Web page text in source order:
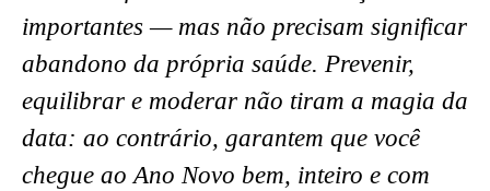
importantes — mas não precisam significar
abandono da própria saúde. Prevenir,
equilibrar e moderar não tiram a magia da
data: ao contrário, garantem que você
chegue ao Ano Novo bem, inteiro e com